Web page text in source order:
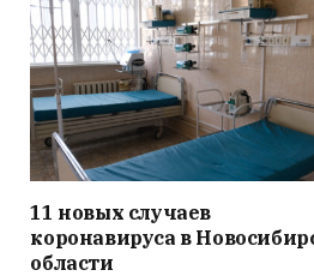
11 новых случаев
коронавируса в
области